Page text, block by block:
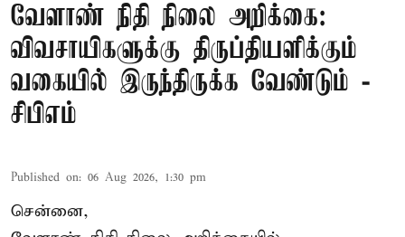
வேளாண் நிதி நிலை அறிக்கை:
விவசாயிகளுக்கு திருப்தியளிக்கும்
வகையில் இருந்திருக்க வேண்டும் -
சிபிஎம்
Published on: 06 Aug 2026, 1:30 pm
சென்னை,